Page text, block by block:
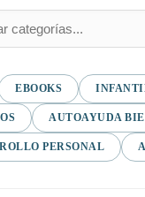
EBOOKS
AUTOAYUDA
PERSONAL